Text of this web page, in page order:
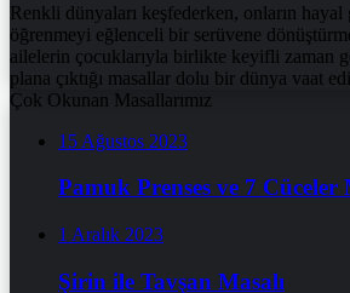
Renkli dünyaları keşfederken, onların
öğrenmeyi eğlenceli bir serüvene
ailelerin çocuklarıyla birlikte keyifli zaman
plana çıktığı masallar dolu bir dünya vaat
Çok Okunan Masallarımız
15 Ağustos 2023
Pamuk Prenses ve 7 Cüceler
1 Aralık 2023
Şirin ile Tavşan Masalı